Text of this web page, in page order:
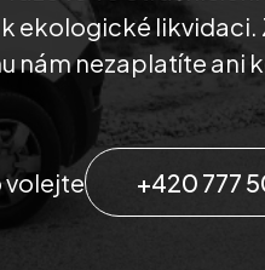
ekologické likvidaci.
nám nezaplatíte ani
volejte +420 777